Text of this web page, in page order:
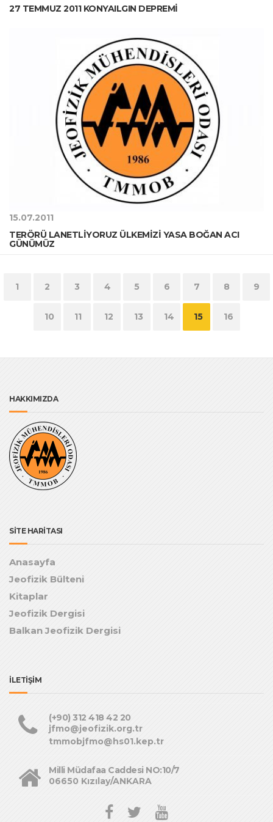
27 TEMMUZ 2011 KONYAILGIN DEPREMİ
15.07.2011
TERÖRÜ LANETLİYORUZ ÜLKEMİZİ YASA BOĞAN ACI
GÜNÜMÜZ
1 2 3 4 5 6 7 8 9
10 11 12 13 14 15 16
HAKKIMIZDA
SİTE HARİTASI
Anasayfa
Jeofizik Bülteni
Kitaplar
Jeofizik Dergisi
Balkan Jeofizik Dergisi
İLETİŞİM
(+90) 312 418 42 20
jfmo@jeofizik.org.tr
tmmobjfmo@hs01.kep.tr
Milli Müdafaa Caddesi NO:10/7
06650 Kızılay/ANKARA